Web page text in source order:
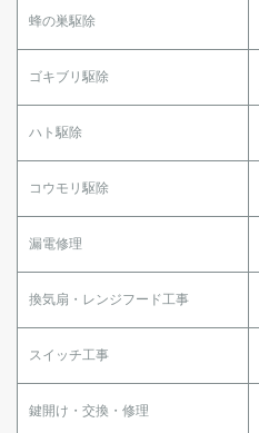
蜂の巣駆除
ゴキブリ駆除
ハト駆除
コウモリ駆除
漏電修理
換気扇・レンジフード工事
スイッチ工事
鍵開け・交換・修理